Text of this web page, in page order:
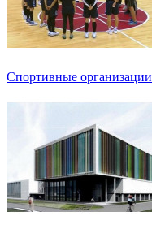
Спортивные организации